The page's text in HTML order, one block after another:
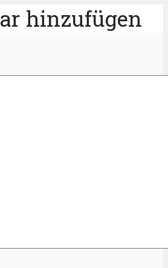
hinzufügen